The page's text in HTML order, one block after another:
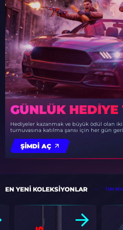
GÜNLÜK
Hediyeler kazanmak ve büyük ödül olan
turnuvasına katılma şansı için her gün
ŞIMDI AÇ
EN YENI KOLEKSIYONLAR TÜM